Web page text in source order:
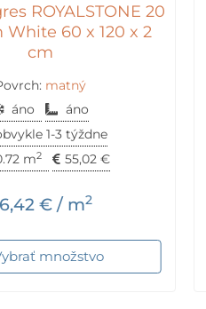
ROYALSTONE 20
60 x 120 x 2
cm
matný
áno
áno
1-3 týždne
m2 55,02 €
€/ m2
množstvo